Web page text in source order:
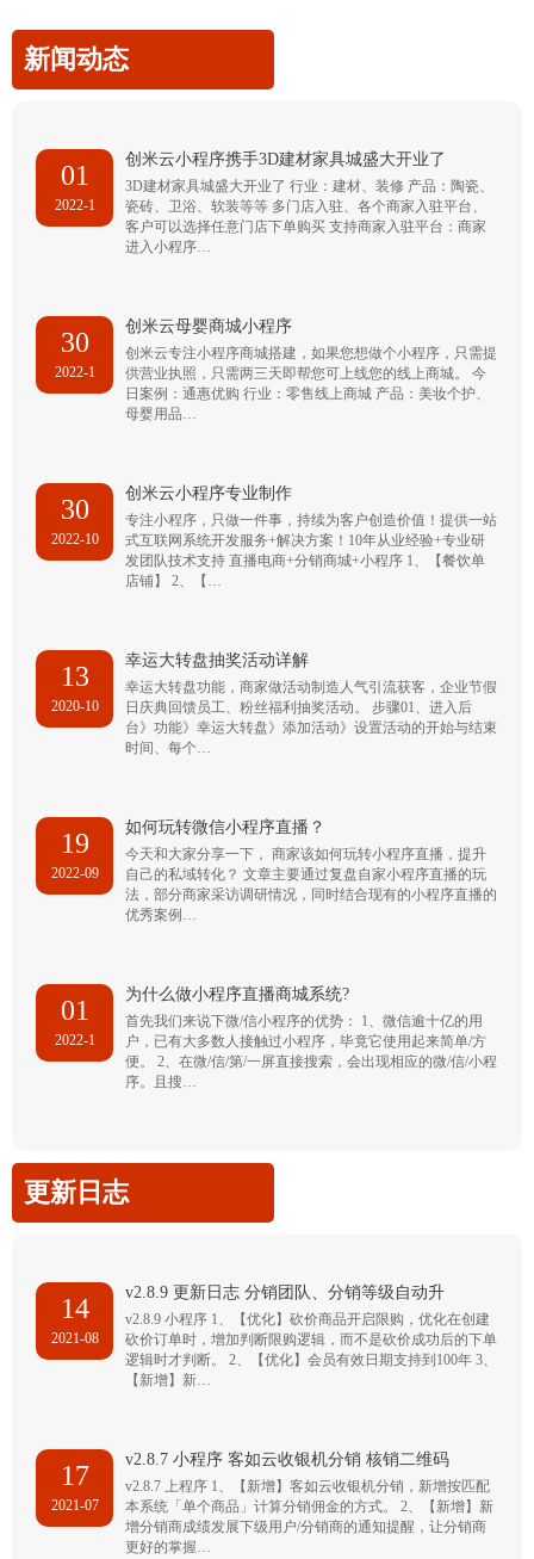
新闻动态
01
2022-1
创米云小程序携手3D建材家具城盛大开业了
3D建材家具城盛大开业了 行业：建材、装修 产品：陶瓷、
瓷砖、卫浴、软装等等 多门店入驻、各个商家入驻平台、
客户可以选择任意门店下单购买 支持商家入驻平台：商家
进入小程序…
30
2022-1
创米云母婴商城小程序
创米云专注小程序商城搭建，如果您想做个小程序，只需提
供营业执照，只需两三天即帮您可上线您的线上商城。 今
日案例：通惠优购 行业：零售线上商城 产品：美妆个护、
母婴用品…
30
2022-10
创米云小程序专业制作
专注小程序，只做一件事，持续为客户创造价值！提供一站
式互联网系统开发服务+解决方案！10年从业经验+专业研
发团队技术支持 直播电商+分销商城+小程序 1、【餐饮单
店铺】 2、【…
13
2020-10
幸运大转盘抽奖活动详解
幸运大转盘功能，商家做活动制造人气引流获客，企业节假
日庆典回馈员工、粉丝福利抽奖活动。 步骤01、进入后
台》功能》幸运大转盘》添加活动》设置活动的开始与结束
时间、每个…
19
2022-09
如何玩转微信小程序直播？
今天和大家分享一下， 商家该如何玩转小程序直播，提升
自己的私域转化？ 文章主要通过复盘自家小程序直播的玩
法，部分商家采访调研情况，同时结合现有的小程序直播的
优秀案例…
01
2022-1
为什么做小程序直播商城系统?
首先我们来说下微/信小程序的优势： 1、微信逾十亿的用
户，已有大多数人接触过小程序，毕竟它使用起来简单/方
便。 2、在微/信/第/一屏直接搜索，会出现相应的微/信/小程
序。且搜…
更新日志
14
2021-08
v2.8.9 更新日志 分销团队、分销等级自动升
v2.8.9 小程序 1、【优化】砍价商品开启限购，优化在创建
砍价订单时，增加判断限购逻辑，而不是砍价成功后的下单
逻辑时才判断。 2、【优化】会员有效日期支持到100年 3、
【新增】新…
17
2021-07
v2.8.7 小程序 客如云收银机分销 核销二维码
v2.8.7 上程序 1、【新增】客如云收银机分销，新增按匹配
本系统「单个商品」计算分销佣金的方式。 2、【新增】新
增分销商成绩发展下级用户/分销商的通知提醒，让分销商
更好的掌握…